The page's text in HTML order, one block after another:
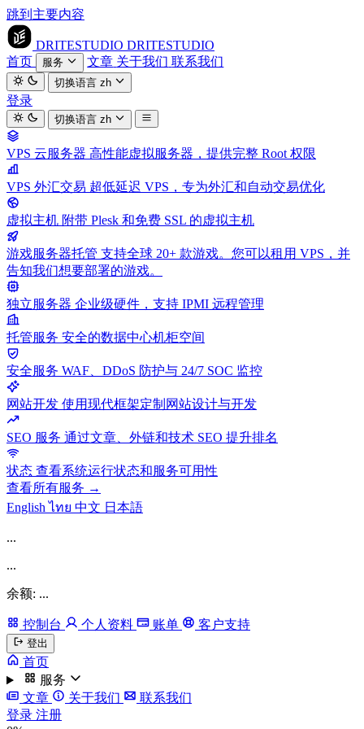
跳到主要内容
DRITESTUDIO DRITESTUDIO
首页
服务 文章 关于我们 联系我们
切换语言zh
登录
切换语言zh
VPS 云服务器 高性能虚拟服务器，提供完整 Root 权限
VPS 外汇交易 超低延迟 VPS，专为外汇和自动交易优化
虚拟主机 附带 Plesk 和免费 SSL 的虚拟主机
游戏服务器托管 支持全球 20+ 款游戏。您可以租用 VPS，并
告知我们想要部署的游戏。
独立服务器 企业级硬件，支持 IPMI 远程管理
托管服务 安全的数据中心机柜空间
安全服务 WAF、DDoS 防护与 24/7 SOC 监控
网站开发 使用现代框架定制网站设计与开发
SEO 服务 通过文章、外链和技术 SEO 提升排名
状态 查看系统运行状态和服务可用性
查看所有服务 →
Englishไทย 中文 日本語
...
...
余额: ...
控制台 个人资料 账单 客户支持
登出
首页
服务
文章
关于我们
联系我们
登录 注册